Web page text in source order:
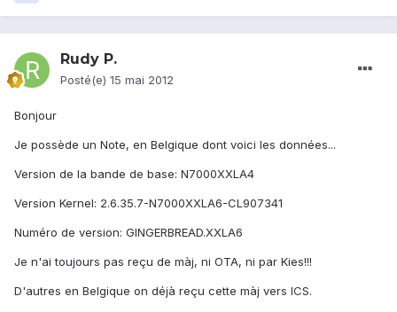
Rudy P.
Posté(e) 15 mai 2012
Bonjour
Je possède un Note, en Belgique dont voici les données...
Version de la bande de base: N7000XXLA4
Version Kernel: 2.6.35.7-N7000XXLA6-CL907341
Numéro de version: GINGERBREAD.XXLA6
Je n'ai toujours pas reçu de màj, ni OTA, ni par Kies!!!
D'autres en Belgique on déjà reçu cette màj vers ICS.